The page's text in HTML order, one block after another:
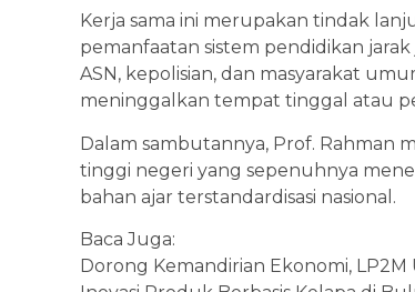
Kerja sama ini merupakan tindak
pemanfaatan sistem pendidikan
ASN, kepolisian, dan masyarakat
meninggalkan tempat tinggal atau
Dalam sambutannya, Prof. Rahman
tinggi negeri yang sepenuhnya
bahan ajar terstandardisasi nasional.
Baca Juga:
Dorong Kemandirian Ekonomi,